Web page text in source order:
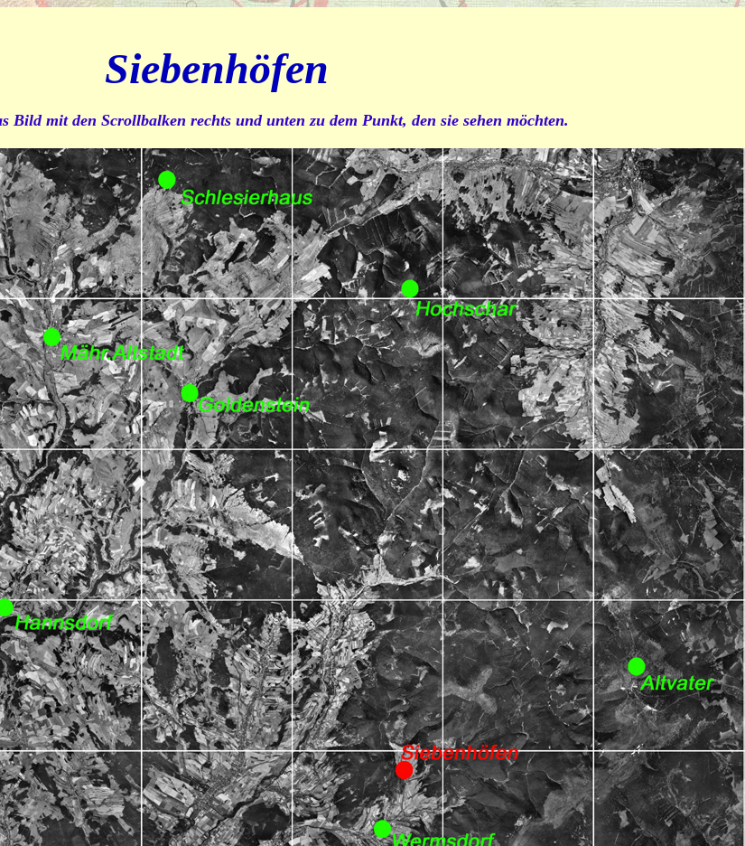
Siebenhöfen
Bild mit den Scrollbalken rechts und unten zu dem Punkt, den sie sehen möchten.